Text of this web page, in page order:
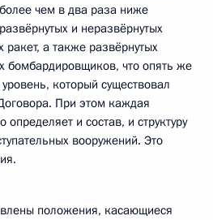
чем в два раза ниже
и неразвёрнутых
ракет, а также развёрнутых
бомбардировщиков, что опять же
который существовал
При этом каждая
определяет и состав, и структуру
вооружений. Это
положения, касающиеся